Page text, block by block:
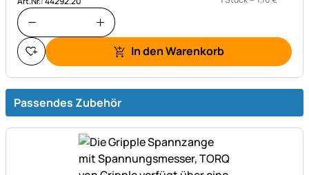
In den Warenkorb
Passendes Zubehör